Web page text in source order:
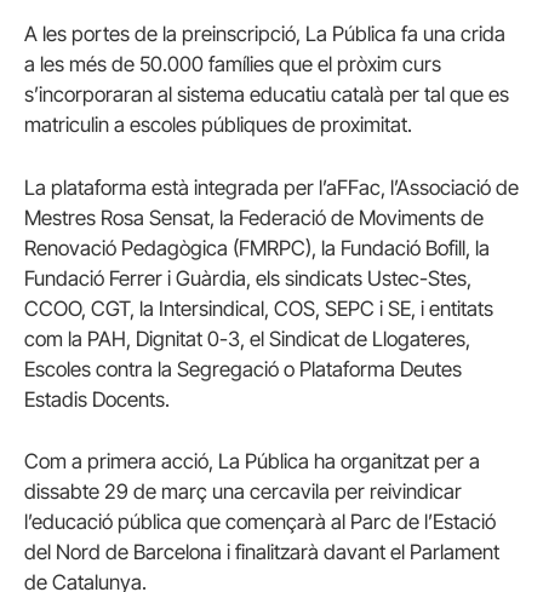
A les portes de la preinscripció, La Pública fa una crida
a les més de 50.000 famílies que el pròxim curs
s’incorporaran al sistema educatiu català per tal que es
matriculin a escoles públiques de proximitat.
La plataforma està integrada per l’aFFac, l’Associació de
Mestres Rosa Sensat, la Federació de Moviments de
Renovació Pedagògica (FMRPC), la Fundació Bofill, la
Fundació Ferrer i Guàrdia, els sindicats Ustec-Stes,
CCOO, CGT, la Intersindical, COS, SEPC i SE, i entitats
com la PAH, Dignitat 0-3, el Sindicat de Llogateres,
Escoles contra la Segregació o Plataforma Deutes
Estadis Docents.
Com a primera acció, La Pública ha organitzat per a
dissabte 29 de març una cercavila per reivindicar
l’educació pública que començarà al Parc de l’Estació
del Nord de Barcelona i finalitzarà davant el Parlament
de Catalunya.